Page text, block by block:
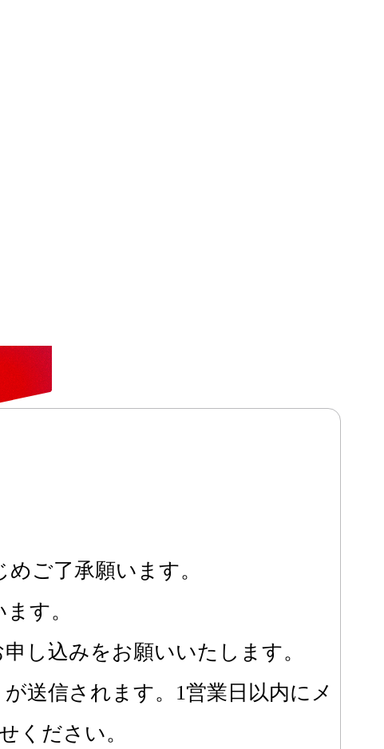
ご了承願います。
す。
し込みをお願いいたします。
送信されます。1営業日以内にメ
ください。